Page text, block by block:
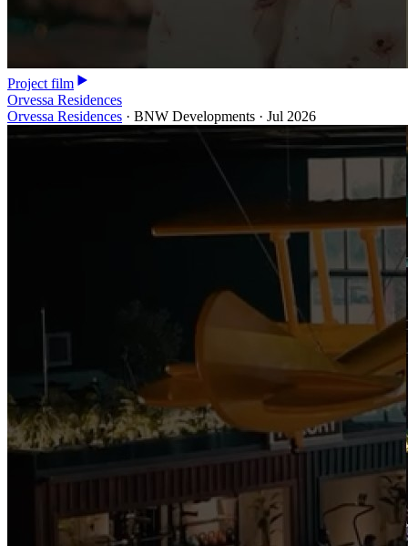
Project film
Orvessa Residences
Orvessa Residences · BNW Developments · Jul 2026